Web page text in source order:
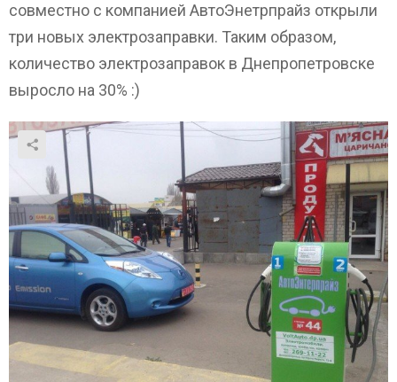
совместно с компанией АвтоЭнетрпрайз открыли
три новых электрозаправки. Таким образом,
количество электрозаправок в Днепропетровске
выросло на 30% :)